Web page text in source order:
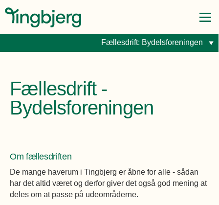
Forside
Byggepladsnyheder
Gør-det-selv
Om Tingbjerg
Salg og leje
Opdag Tingbjerg
Foreninger
Kort over Tingbjerg
Ejendomskontor
Beboer i Tingbjerg
Byggepladsnyheder
Beboernyt
Fællesdrift: Bydelsforeningen
Fællesdrift -
Bydelsforeningen
Om fællesdriften
De mange haverum i Tingbjerg er åbne for alle - sådan
har det altid været og derfor giver det også god mening at
deles om at passe på udeområderne.